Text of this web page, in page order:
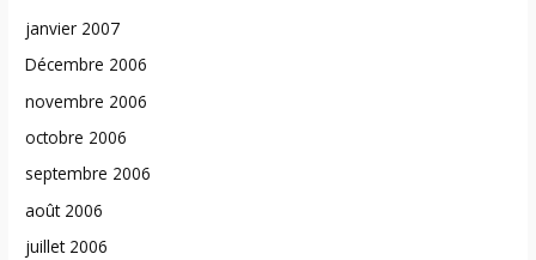
janvier 2007
Décembre 2006
novembre 2006
octobre 2006
septembre 2006
août 2006
juillet 2006